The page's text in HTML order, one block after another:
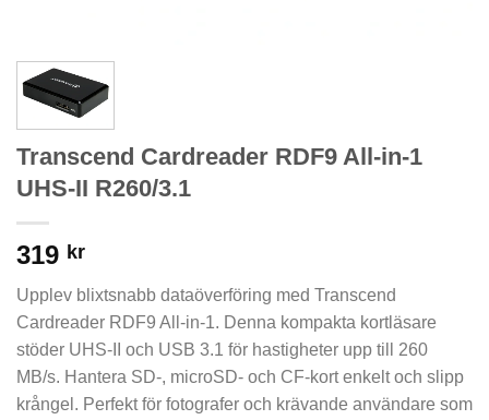
Transcend Cardreader RDF9 All-in-1
UHS-II R260/3.1
319 kr
Upplev blixtsnabb dataöverföring med Transcend
Cardreader RDF9 All-in-1. Denna kompakta kortläsare
stöder UHS-II och USB 3.1 för hastigheter upp till 260
MB/s. Hantera SD-, microSD- och CF-kort enkelt och slipp
krångel. Perfekt för fotografer och krävande användare som